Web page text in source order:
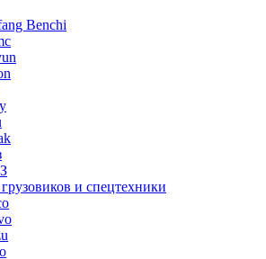
Benchi
и спецтехники